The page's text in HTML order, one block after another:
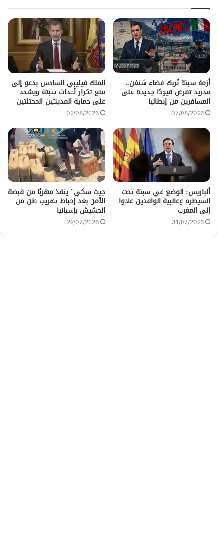
أزمة سبتة تُربك فضاء شنغن..
مدريد تفرض قيودًا جديدة على
المسافرين من إيطاليا
07/08/2026
الملك فيليبي السادس يدعو إلى
منع تكرار أحداث سبتة ويشدد
على حماية المدينتين المحتلتين
02/08/2026
ألباريس: الوضع في سبتة تحت
السيطرة وغالبية الوافدين عادوا
إلى المغرب
31/07/2026
جيت سكي” ينقذ مهربًا من قبضة
الأمن بعد إحباط تهريب طن من
الحشيش بإسبانيا
29/07/2026